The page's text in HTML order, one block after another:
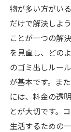
物が多い方がい
だけで解決しよ
ことが一つの解
を見直し、どの
のゴミ出しルー
が基本です。ま
には、料金の透
とが大切です。
生活するための